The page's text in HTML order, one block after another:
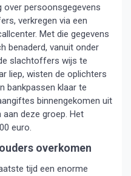
over persoonsgegevens
verkregen via een
Met die gegevens
benaderd, vanuit onder
slachtoffers wijs te
liep, wisten de oplichters
bankpassen klaar te
binnengekomen uit
aan deze groep. Het
euro.
overkomen
tijd een enorme